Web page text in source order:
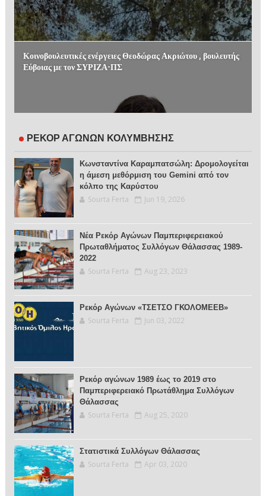
Κοινοβουλευτικές ενέργειες Θεοδώρας Ακριώτου , βουλευτής
Εύβοιας με τον ΣΥΡΙΖΑ-ΠΣ
ΡΕΚΟΡ ΑΓΩΝΩΝ ΚΟΛΥΜΒΗΣΗΣ
Κωνσταντίνα Καραμπατσώλη: Δρομολογείται
η άμεση μεθόρμιση του Gemini από τον
κόλπο της Καρύστου
Sourta Ferta Jun 19, 2026
Νέα Ρεκόρ Αγώνων Παμπεριφερειακού
Πρωταθλήματος Συλλόγων Θάλασσας 1989-
2022
Sourta Ferta Aug 23, 2023
Ρεκόρ Αγώνων «ΤΣΕΤΣΟ ΓΚΟΛΟΜΕΕΒ»
Sourta Ferta Jun 03, 2022
Ρεκόρ αγώνων 1989 έως το 2019 στο
Παμπεριφερειακό Πρωτάθλημα Συλλόγων
Θάλασσας
Sourta Ferta Aug 25, 2020
Στατιστικά Συλλόγων Θάλασσας
Sourta Ferta Apr 03, 2020